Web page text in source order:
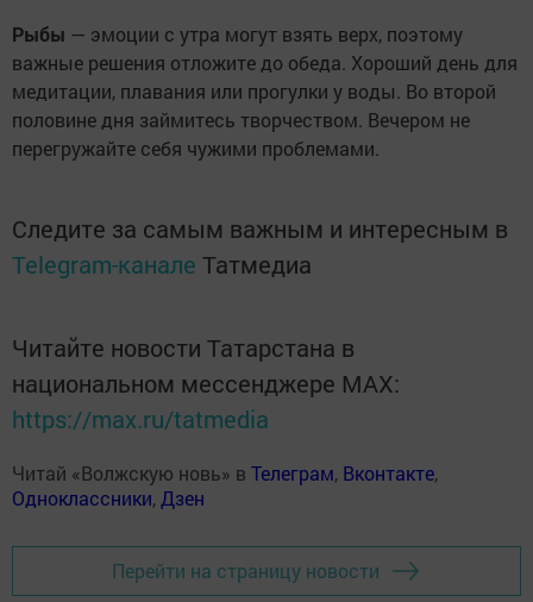
Рыбы — эмоции с утра могут взять верх, поэтому
важные решения отложите до обеда. Хороший день для
медитации, плавания или прогулки у воды. Во второй
половине дня займитесь творчеством. Вечером не
перегружайте себя чужими проблемами.
Следите за самым важным и интересным в
Telegram-канале Татмедиа
Читайте новости Татарстана в
национальном мессенджере MАХ:
https://max.ru/tatmedia
Читай «Волжскую новь» в Телеграм, Вконтакте,
Одноклассники, Дзен
Перейти на страницу новости